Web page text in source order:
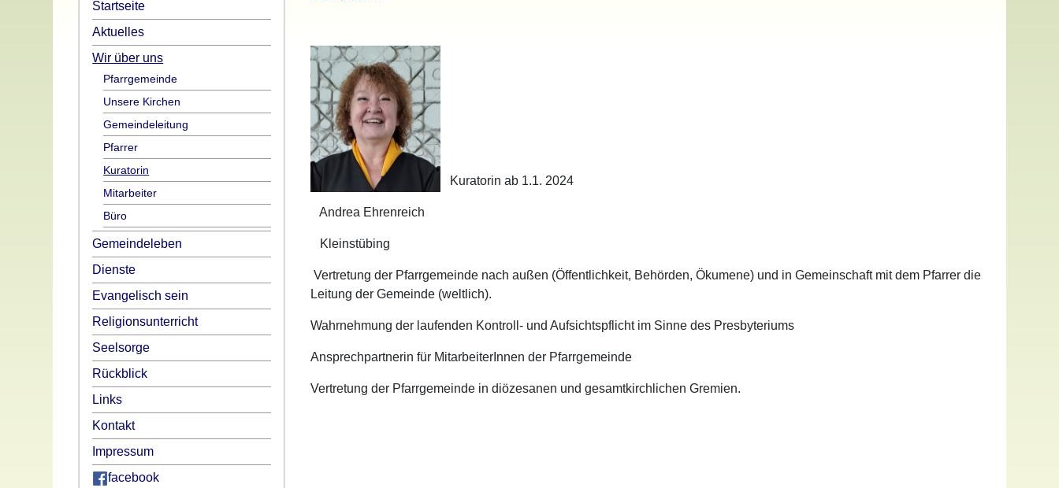
Startseite
Aktuelles
Wir über uns
Pfarrgemeinde
Unsere Kirchen
Gemeindeleitung
Pfarrer
Kuratorin
Mitarbeiter
Büro
Gemeindeleben
Dienste
Evangelisch sein
Religionsunterricht
Seelsorge
Rückblick
Links
Kontakt
Impressum
facebook
Kuratorin ab 1.1. 2024
Andrea Ehrenreich
Kleinstübing
Vertretung der Pfarrgemeinde nach außen (Öffentlichkeit, Behörden, Ökumene) und in Gemeinschaft mit dem Pfarrer die
Leitung der Gemeinde (weltlich).
Wahrnehmung der laufenden Kontroll- und Aufsichtspflicht im Sinne des Presbyteriums
Ansprechpartnerin für MitarbeiterInnen der Pfarrgemeinde
Vertretung der Pfarrgemeinde in diözesanen und gesamtkirchlichen Gremien.